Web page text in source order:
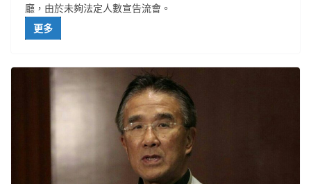
廳，由於未夠法定人數宣告流會。
更多